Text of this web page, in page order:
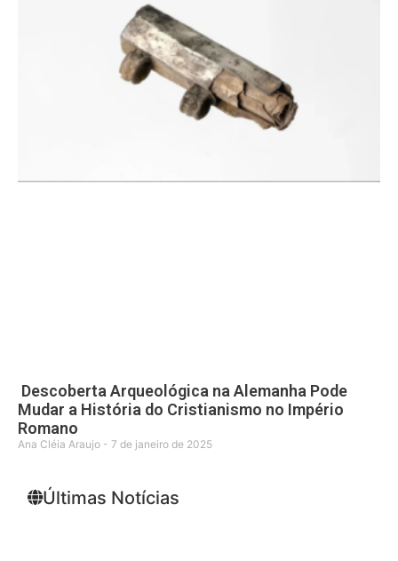
Descoberta Arqueológica na Alemanha Pode
Mudar a História do Cristianismo no Império
Romano
Ana Cléia Araujo 7 de janeiro de 2025
Últimas Notícias